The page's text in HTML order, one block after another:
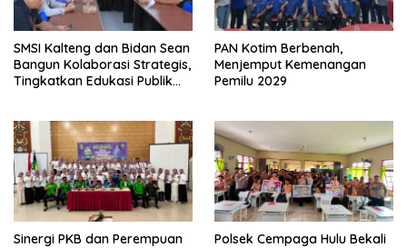
SMSI Kalteng dan Bidan Sean
Bangun Kolaborasi Strategis,
Tingkatkan Edukasi Publik
PAN Kotim Berbenah,
Menjemput Kemenangan
Pemilu 2029
Sinergi PKB dan Perempuan
Polsek Cempaga Hulu Bekali